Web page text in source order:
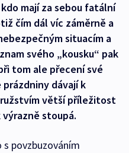
mají za sebou fatální
čím dál víc záměrně a
situacím a
svého „kousku“ pak
tom ale přecení své
dávají k
větší příležitost
stoupá.
povzbuzováním